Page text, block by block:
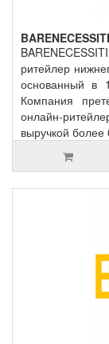
ритейлер
основанный в
Компания
онлайн-
выручкой